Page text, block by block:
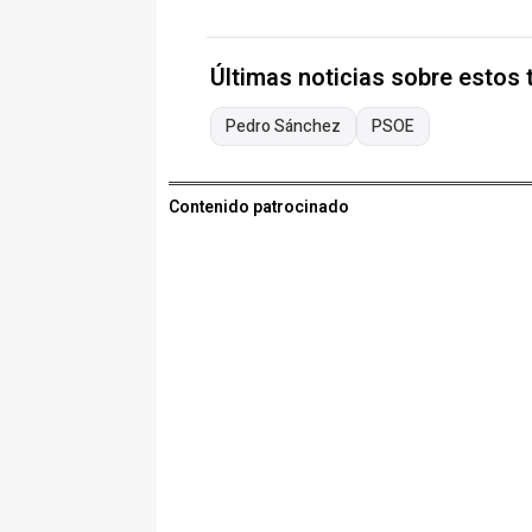
Últimas noticias sobre estos
Pedro Sánchez PSOE
Contenido patrocinado